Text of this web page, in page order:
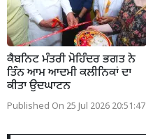
ਕੈਬਨਿਟ ਮੰਤਰੀ ਮੋਹਿੰਦਰ ਭਗਤ ਨੇ
ਤਿੰਨ ਆਮ ਆਦਮੀ ਕਲੀਨਿਕਾਂ ਦਾ
ਕੀਤਾ ਉਦਘਾਟਨ
Published On 25 Jul 2026 20:51:47